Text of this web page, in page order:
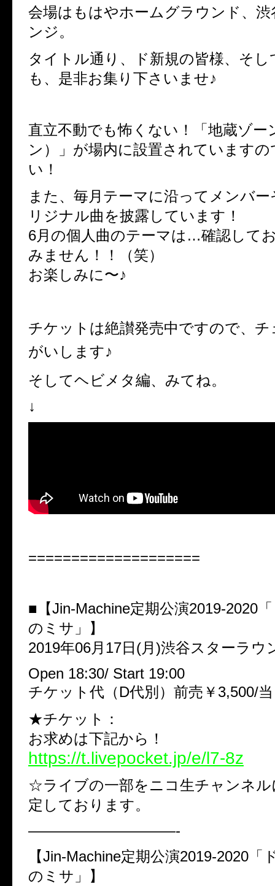
会場はもはやホームグラウンド、
ンジ。
タイトル通り、ド新規の皆様、そし
も、是非お集り下さいませ♪
直立不動でも怖くない！「地蔵ゾー
ン）」が場内に設置されています
い！
また、毎月テーマに沿ってメンバ
リジナル曲を披露しています！
6月の個人曲のテーマは…確認して
みません！！（笑）
お楽しみに〜♪
チケットは絶讃発売中ですので、
がいします♪
そしてヘビメタ編、みてね。
↓
====================
■【Jin-Machine定期公演2019-2020
のミサ」】
2019年06月17日(月)渋谷スターラウ
Open 18:30/ Start 19:00
チケット代（D代別）前売￥3,500/
★チケット：
お求めは下記から！
https://t.livepocket.jp/e/l7-8z
☆ライブの一部をニコ生チャンネル
定しております。
——————————-
【Jin-Machine定期公演2019-2020「
のミサ」】